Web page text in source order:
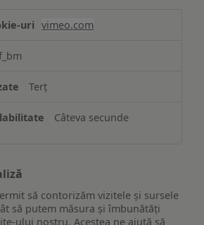
vimeo.com
Terț
Câteva secunde
să contorizăm vizitele și sursele
să putem măsura și îmbunătăți
ului nostru. Acestea ne ajută să